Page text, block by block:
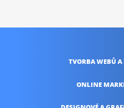
TVORBA WEBŮ A
ONLINE